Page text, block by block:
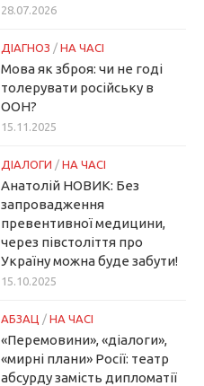
28.07.2026
ДІАГНОЗ / НА ЧАСІ
Мова як зброя: чи не годі
толерувати російську в
ООН?
15.11.2025
ДІАЛОГИ / НА ЧАСІ
Анатолій НОВИК: Без
запровадження
превентивної медицини,
через півстоліття про
Україну можна буде забути!
15.10.2025
АБЗАЦ / НА ЧАСІ
«Перемовини», «діалоги»,
«мирні плани» Росії: театр
абсурду замість дипломатії